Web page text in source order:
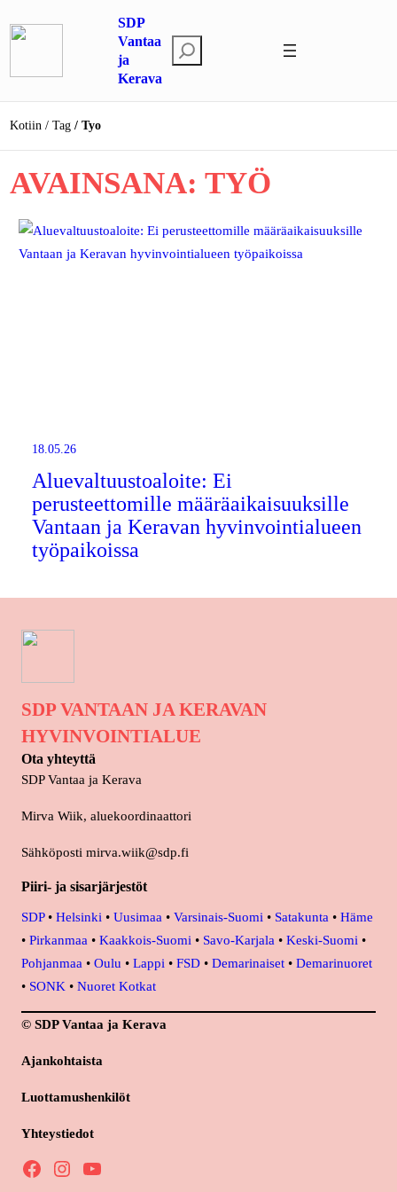
sisältöön
SDP
Vantaa
ja
Kerava
t
Kotiin Tag Tyo
AVAINSANA: TYÖ
18.05.26
Aluevaltuustoaloite: Ei
perusteettomille määräaikaisuuksille
Vantaan ja Keravan hyvinvointialueen
työpaikoissa
SDP VANTAAN JA KERAVAN
HYVINVOINTIALUE
Ota yhteyttä
SDP Vantaa ja Kerava
Mirva Wiik, aluekoordinaattori
Sähköposti mirva.wiik@sdp.fi
Piiri- ja sisarjärjestöt
SDP• Helsinki • Uusimaa • Varsinais-Suomi • Satakunta • Häme
• Pirkanmaa • Kaakkois-Suomi • Savo-Karjala • Keski-Suomi •
Pohjanmaa • Oulu • Lappi • FSD • Demarinaiset • Demarinuoret
• SONK • Nuoret Kotkat
© SDP Vantaa ja Kerava
Ajankohtaista
Luottamushenkilöt
Yhteystiedot
Facebook Instagram YouTube